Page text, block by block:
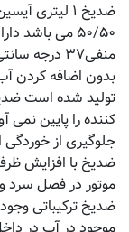
تولید شده است
کننده را پایین نمی
جلوگیری از
ضدیخ با افزایش
موتور در فصل سرد
ضدیخ ترکیباتی